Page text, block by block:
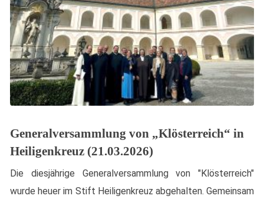
Generalversammlung von „Klösterreich“ in
Heiligenkreuz (21.03.2026)
Die diesjährige Generalversammlung von "Klösterreich"
wurde heuer im Stift Heiligenkreuz abgehalten. Gemeinsam